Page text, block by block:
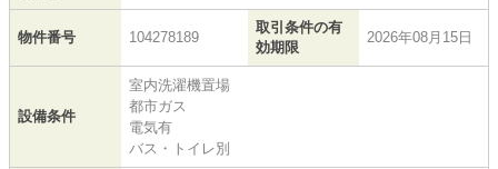
物件番号 104278189
取引条件の有
効期限
2026年08月15日
設備条件
室内洗濯機置場
都市ガス
電気有
バス・トイレ別